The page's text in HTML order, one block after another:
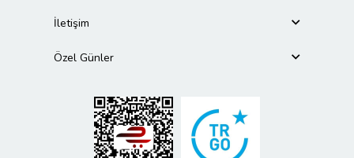
İletişim
Özel Günler